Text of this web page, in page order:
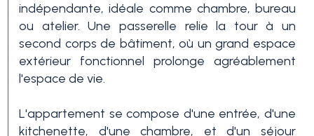
indépendante, idéale comme chambre, bureau
ou atelier. Une passerelle relie la tour à un
second corps de bâtiment, où un grand espace
extérieur fonctionnel prolonge agréablement
l'espace de vie.
L'appartement se compose d'une entrée, d'une
kitchenette, d'une chambre, et d'un séjour
2